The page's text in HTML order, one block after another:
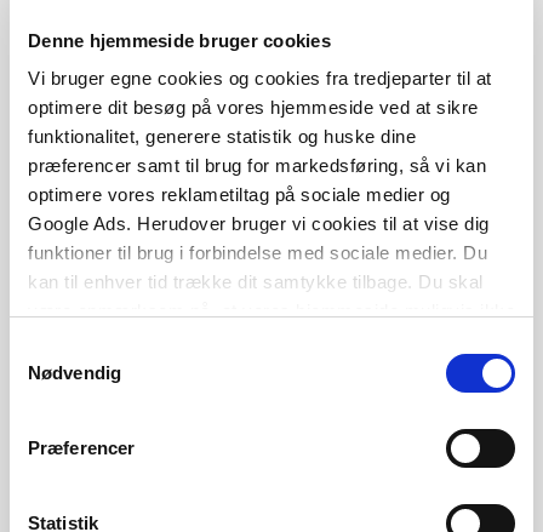
Denne hjemmeside bruger cookies
Vi bruger egne cookies og cookies fra tredjeparter til at
optimere dit besøg på vores hjemmeside ved at sikre
funktionalitet, generere statistik og huske dine
præferencer samt til brug for markedsføring, så vi kan
optimere vores reklametiltag på sociale medier og
Google Ads. Herudover bruger vi cookies til at vise dig
funktioner til brug i forbindelse med sociale medier. Du
kan til enhver tid trække dit samtykke tilbage. Du skal
tilbagetrækker et samtykke.
Nødvendig
Præferencer
Statistik
Min erfaring er, at når barnet først er i
ro, føler sig set, hørt og forstået, er det
ofte i stand til at sætte ord på
situationen, i stand til at lytte til mit
perspektiv, og vi kan komme videre
sammen på en god måde.
børn med vores måde at være på. Derfor har vi et
i et rum.